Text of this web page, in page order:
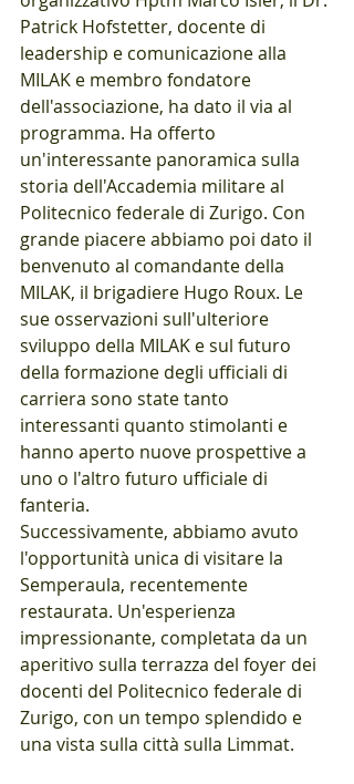
Patrick Hofstetter, docente di
leadership e comunicazione alla
MILAK e membro fondatore
dell'associazione, ha dato il via al
programma. Ha offerto
un'interessante panoramica sulla
storia dell'Accademia militare al
Politecnico federale di Zurigo. Con
grande piacere abbiamo poi dato il
benvenuto al comandante della
MILAK, il brigadiere Hugo Roux. Le
sue osservazioni sull'ulteriore
sviluppo della MILAK e sul futuro
della formazione degli ufficiali di
carriera sono state tanto
interessanti quanto stimolanti e
hanno aperto nuove prospettive a
uno o l'altro futuro ufficiale di
fanteria.
Successivamente, abbiamo avuto
l'opportunità unica di visitare la
Semperaula, recentemente
restaurata. Un'esperienza
impressionante, completata da un
aperitivo sulla terrazza del foyer dei
docenti del Politecnico federale di
Zurigo, con un tempo splendido e
una vista sulla città sulla Limmat.